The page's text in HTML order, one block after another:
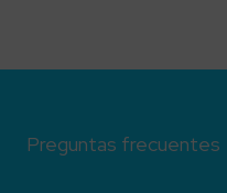
Preguntas frecuentes